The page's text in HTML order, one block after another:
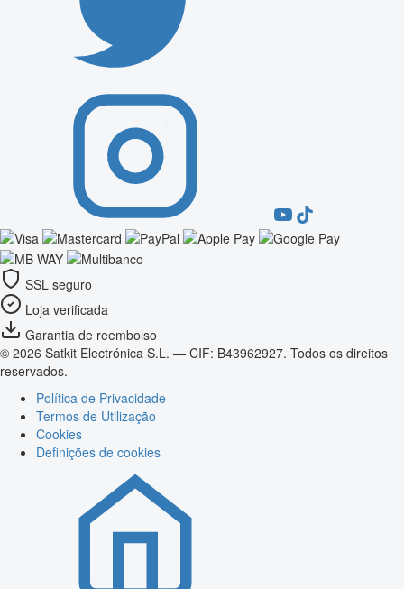
SSL seguro
Loja verificada
Garantia de reembolso
© 2026 Satkit Electrónica S.L. — CIF: B43962927. Todos os direitos
reservados.
Política de Privacidade
Termos de Utilização
Cookies
Definições de cookies